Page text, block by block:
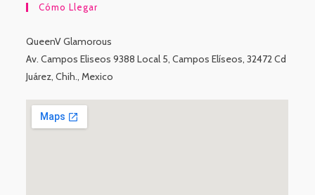
Cómo Llegar
QueenV Glamorous
Av. Campos Eliseos 9388 Local 5, Campos Elíseos, 32472 Cd
Juárez, Chih., Mexico